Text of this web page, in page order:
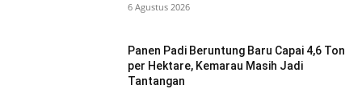
6 Agustus 2026
Panen Padi Beruntung Baru Capai 4,6 Ton
per Hektare, Kemarau Masih Jadi
Tantangan